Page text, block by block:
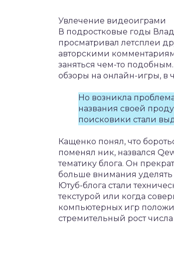
Увлечение видеоиграми
В подростковые годы
просматривал летсплеи
авторскими
заняться чем-то
обзоры на онлайн-игры, в
Но возникла
названия своей
поисковики стали
Кащенко понял, что
поменял ник, назвался
тематику блога. Он
больше внимания уделять
Ютуб-блога стали
текстурой или когда
компьютерных игр
стремительный рост